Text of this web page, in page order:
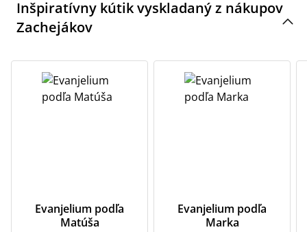
Inšpiratívny kútik vyskladaný z nákupov
Zachejákov
Evanjelium podľa
Matúša
Evanjelium podľa
Marka